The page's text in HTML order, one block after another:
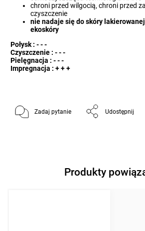
chroni przed wilgocią, chroni przed
czyszczenie
nie nadaje się do skóry
ekoskóry
Połysk : - - -
Czyszczenie : - - -
Pielęgnacja : - - -
Impregnacja : + + +
Zadaj pytanie Udostępnij
Produkty